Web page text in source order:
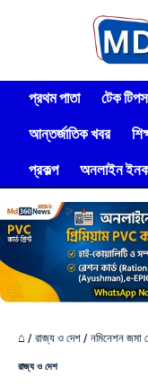
প্রথম পাতা টেক টিপস
আন্তর্জাতিক খবর
প্রকল্প
অনলাইন
⌂ / রাজ্য ও দেশ / নমিনেশন জমা দেওয়ার
রাজ্য ও দেশ